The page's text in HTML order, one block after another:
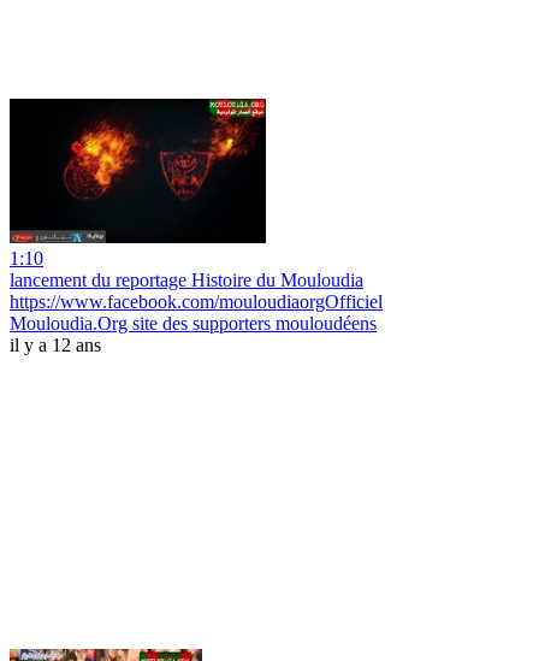
1:10
lancement du reportage Histoire du Mouloudia
https://www.facebook.com/mouloudiaorgOfficiel
Mouloudia.Org site des supporters mouloudéens
il y a 12 ans